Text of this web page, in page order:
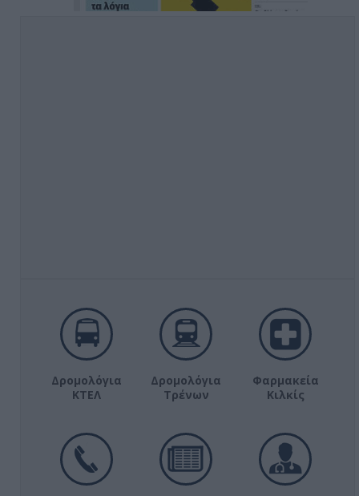
Δρομολόγια
ΚΤΕΛ
Δρομολόγια
Τρένων
Φαρμακεία
Κιλκίς